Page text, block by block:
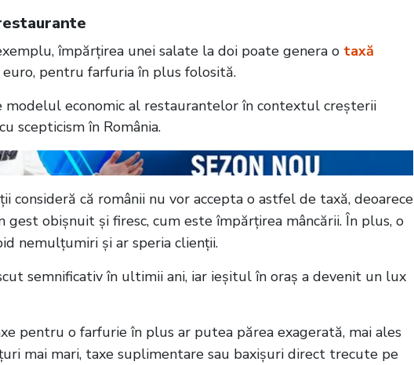
împărțirea unei salate la doi poate genera o taxă
pentru farfuria în plus folosită.
modelul economic al restaurantelor în contextul creșterii
scepticism în România.
consideră că românii nu vor accepta o astfel de taxă, deoarece
obișnuit și firesc, cum este împărțirea mâncării. În plus, o
nemulțumiri și ar speria clienții.
semnificativ în ultimii ani, iar ieșitul în oraș a devenit un lux
pentru o farfurie în plus ar putea părea exagerată, mai ales
mai mari, taxe suplimentare sau baxișuri direct trecute pe